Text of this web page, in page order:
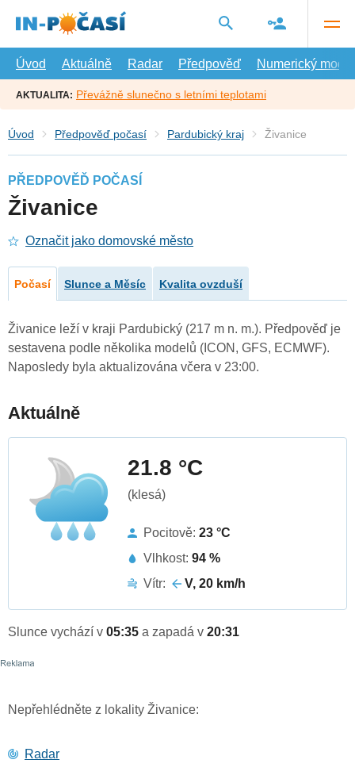
hlavní
Úvod
Aktuálně Radar Předpověď Numerický model
AKTUALITA: Převážně slunečno s letními teplotami
Úvod Předpověď počasí Pardubický kraj Živanice
PŘEDPOVĚĎ POČASÍ
Živanice
Označit jako domovské město
Počasí Slunce a Měsíc Kvalita ovzduší
Živanice leží v kraji Pardubický (217 m n. m.). Předpověď je
sestavena podle několika modelů (ICON, GFS, ECMWF).
Naposledy byla aktualizována včera v 23:00.
Aktuálně
21.8 °C
(klesá)
Pocitově: 23 °C
Vlhkost: 94 %
Vítr:
V, 20 km/h
Slunce vychází v 05:35 a zapadá v 20:31
Nepřehlédněte z lokality Živanice:
Radar